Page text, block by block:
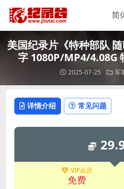
美国纪录片《特种部队
字 1080P/MP4/4.08G
2025-07-25 军
详情介绍 常见问题
VIP会员
免费